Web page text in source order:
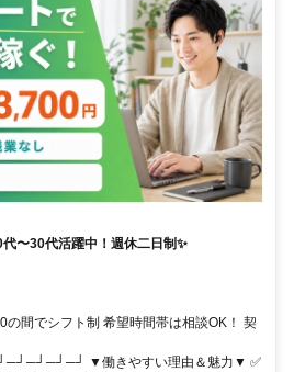
〜30代活躍中！週休二日制✨
の間でシフト制 希望時間帯は相談OK！ 契
▼働きやすい理由＆魅力▼ ✅